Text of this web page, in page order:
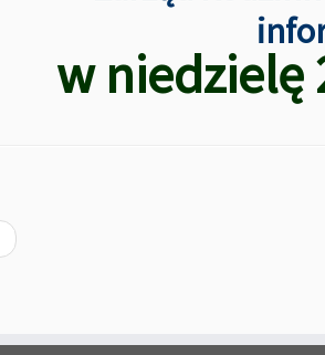
w niedzielę